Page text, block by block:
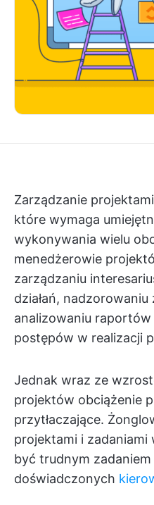
Zarządzanie
które wymaga
wykonywania wielu
menedżerowie
zarządzaniu
działań,
analizowaniu
postępów w realizacji
Jednak wraz ze
projektów obciążenie
przytłaczające.
projektami i zadaniami
być trudnym
doświadczonych